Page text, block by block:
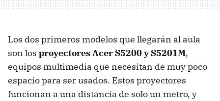
Los dos primeros modelos que llegarán al aula
son los proyectores Acer S5200 y S5201M,
equipos multimedia que necesitan de muy poco
espacio para ser usados. Estos proyectores
funcionan a una distancia de solo un metro, y